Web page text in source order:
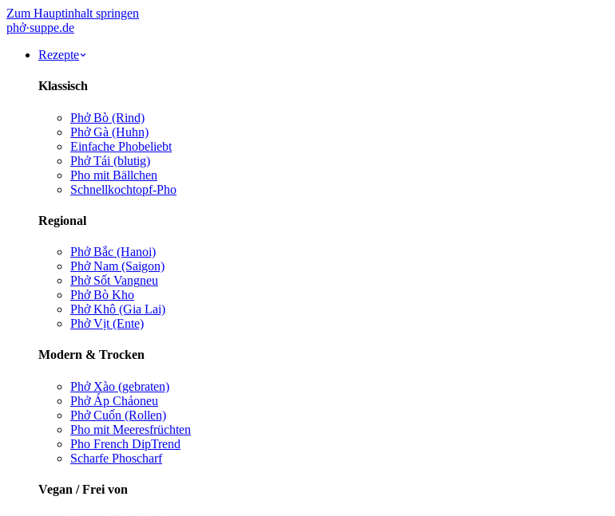
Zum Hauptinhalt springen
phở·suppe.de
Rezepte
Klassisch
Phở Bò (Rind)
Phở Gà (Huhn)
Einfache Phobeliebt
Phở Tái (blutig)
Pho mit Bällchen
Schnellkochtopf-Pho
Regional
Phở Bắc (Hanoi)
Phở Nam (Saigon)
Phở Sốt Vangneu
Phở Bò Kho
Phở Khô (Gia Lai)
Phở Vịt (Ente)
Modern & Trocken
Phở Xào (gebraten)
Phở Áp Chảoneu
Phở Cuốn (Rollen)
Pho mit Meeresfrüchten
Pho French DipTrend
Scharfe Phoscharf
Vegan / Frei von